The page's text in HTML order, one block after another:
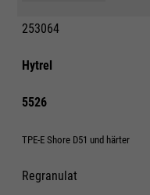
253064
Hytrel
5526
TPE-E Shore D51 und härter
Regranulat